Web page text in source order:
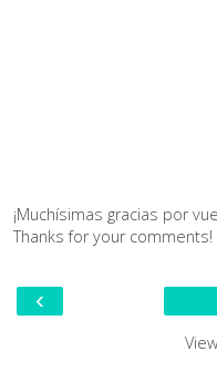
¡Muchísimas gracias por
Thanks for your comments!
‹